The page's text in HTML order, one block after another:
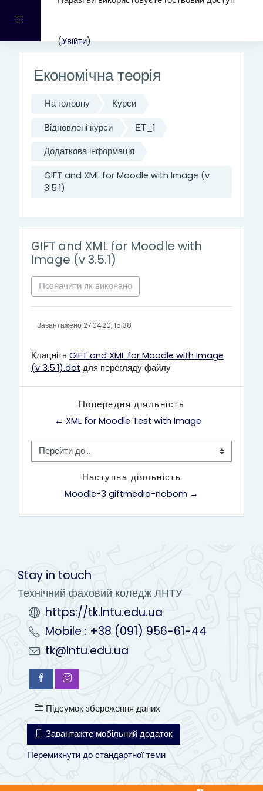
Бокова панель
(Увійти)
Перейти до головного вмісту
Економічна теорія
На головну Курси
Відновлені курси ЕТ_1
Додаткова інформація
GIFT and XML for Moodle with Image (v
3.5.1)
GIFT and XML for Moodle with
Image (v 3.5.1)
Позначити як виконано
Завантажено 27.04.20, 15:38
Клацніть GIFT and XML for Moodle with Image
(v 3.5.1).dot для перегляду файлу
Попередня діяльність
← XML for Moodle Test with Image
Перейти до...
Наступна діяльність
Moodle-3 giftmedia-nobom →
Stay in touch
Технічний фаховий коледж ЛНТУ
https://tk.lntu.edu.ua
Mobile : +38 (091) 956-61-44
tk@lntu.edu.ua
Підсумок збереження даних
Завантажте мобільний додаток
Перемикнути до стандартної теми